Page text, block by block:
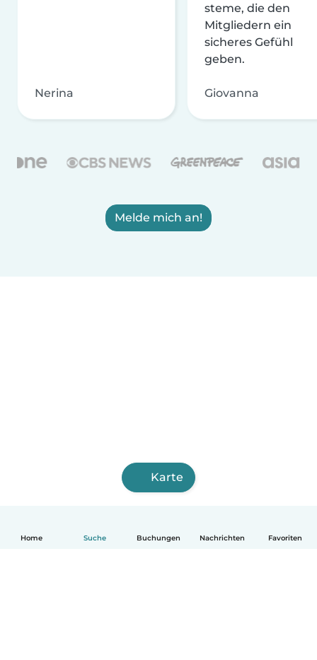
Home Suche Buchungen Nachrichten Favoriten
Nerina
steme, die den
Mitgliedern ein
sicheres Gefühl
geben.
Giovanna
Melde mich an!
Karte